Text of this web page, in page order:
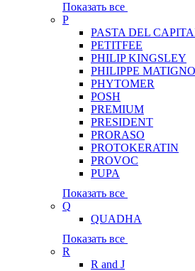
Показать все
P
PASTA DEL
PETITFEE
PHILIP KINGSLEY
PHILIPPE
PHYTOMER
POSH
PREMIUM
PRESIDENT
PRORASO
PROTOKERATIN
PROVOC
PUPA
Показать все
Q
QUADHA
Показать все
R
R and J